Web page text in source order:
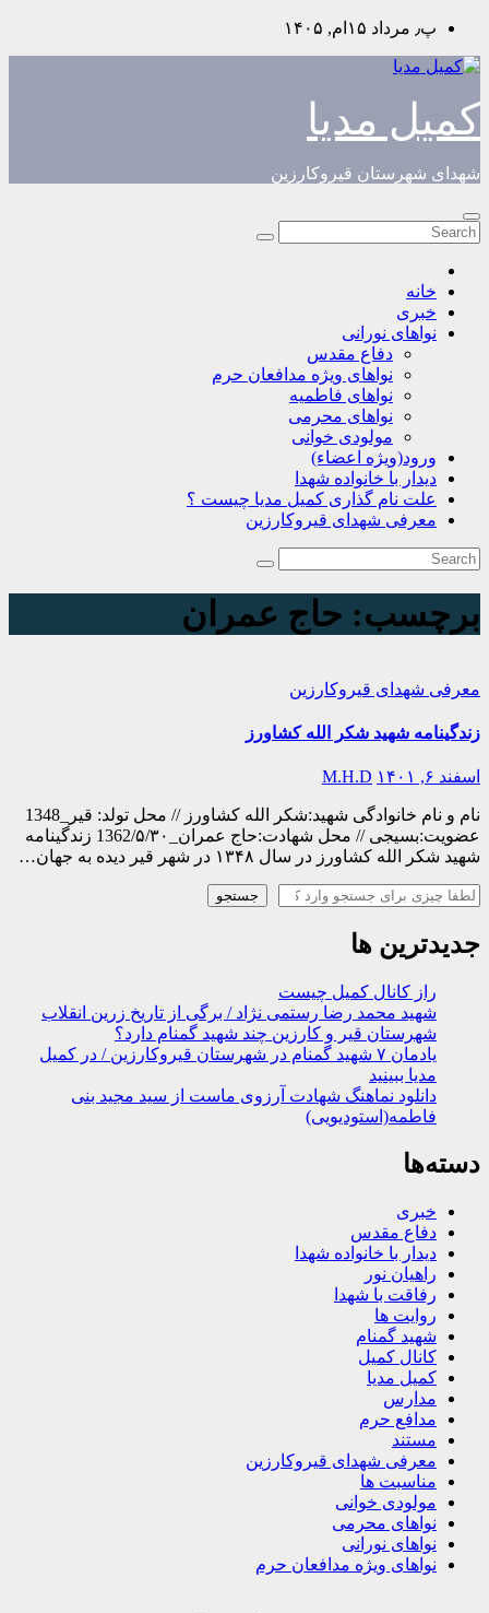
Skip
content
پ٫ مرداد ۱۵ام, ۱۴۰۵
کمیل مدیا
شهدای شهرستان قیروکارزین
خانه
خبری
نواهای نورانی
دفاع مقدس
نواهای ویژه مدافعان حرم
نواهای فاطمیه
نواهای محرمی
مولودی خوانی
ورود(ویژه اعضاء)
دیدار با خانواده شهدا
علت نام گذاری کمیل مدیا چیست ؟
معرفی شهدای قیروکارزین
برچسب: حاج عمران
معرفی شهدای قیروکارزین
زندگینامه شهید شکر الله کشاورز
اسفند ۶, ۱۴۰۱ M.H.D
نام و نام خانوادگی شهید:شکر الله کشاورز // محل تولد: قیر_1348
عضویت:بسیجی // محل شهادت:حاج عمران_1362/۵/۳۰ زندگینامه
شهید شکر الله کشاورز در سال ۱۳۴۸ در شهر قیر دیده به جهان…
جستجو
جستجو
جدیدترین ها
راز کانال کمیل چیست
شهید محمد رضا رستمی نژاد / برگی از تاریخ زرین انقلاب
شهرستان قیر و کارزین چند شهید گمنام دارد؟
یادمان ۷ شهید گمنام در شهرستان قیروکارزین / در کمیل
مدیا ببینید
دانلود نماهنگ شهادت آرزوی ماست از سید مجید بنی
فاطمه(استودیویی)
دسته‌ها
خبری
دفاع مقدس
دیدار با خانواده شهدا
راهیان نور
رفاقت با شهدا
روایت ها
شهید گمنام
کانال کمیل
کمیل مدیا
مدارس
مدافع حرم
مستند
معرفی شهدای قیروکارزین
مناسبت ها
مولودی خوانی
نواهای محرمی
نواهای نورانی
نواهای ویژه مدافعان حرم